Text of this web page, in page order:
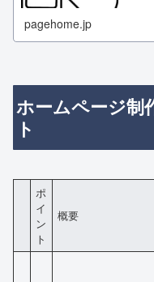
pagehome.jp
ホームページ制
ト
ポ
イ
ン
ト
概要